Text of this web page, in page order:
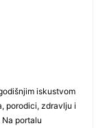
iskustvom
porodici, zdravlju i
portalu